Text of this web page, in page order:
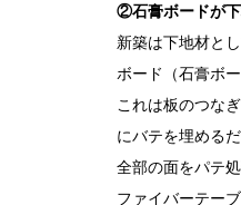
②石膏ボードが
新築は下地材と
ボード（石膏ボー
これは板のつな
にバテを埋める
全部の面をパテ
ファイバーテー